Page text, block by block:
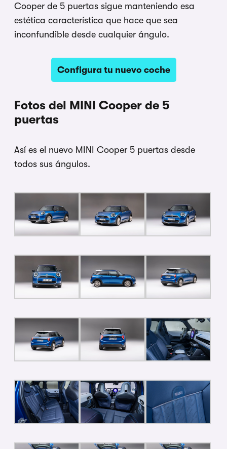
Cooper de 5 puertas sigue manteniendo esa
estética característica que hace que sea
inconfundible desde cualquier ángulo.
Configura tu nuevo coche
Fotos del MINI Cooper de 5
puertas
Así es el nuevo MINI Cooper 5 puertas desde
todos sus ángulos.